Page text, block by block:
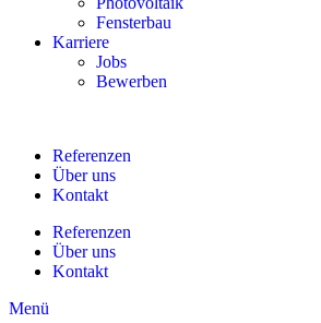
Fensterbau
Karriere
Jobs
Bewerben
Referenzen
Über uns
Kontakt
Referenzen
Über uns
Kontakt
Menü